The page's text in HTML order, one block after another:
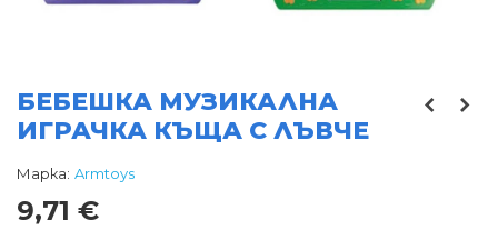
БЕБЕШКА МУЗИКАЛНА
ИГРАЧКА КЪЩА С ЛЪВЧЕ
Марка: Armtoys
9,71 €